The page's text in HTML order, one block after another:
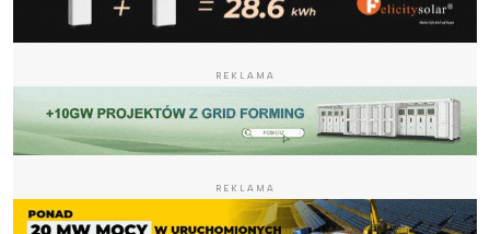
REKLAMA
REKLAMA